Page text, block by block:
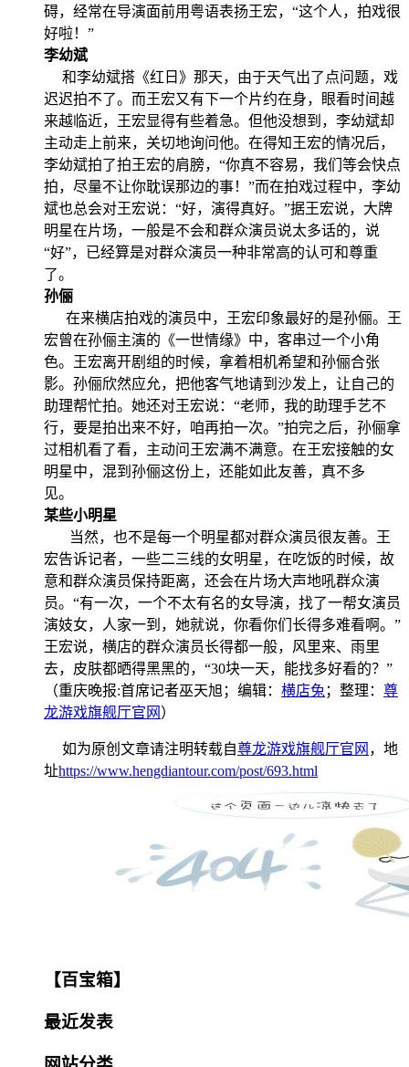
碍，经常在导演面前用粤语表扬王宏，“这个人，拍戏很
好啦！”
李幼斌
和李幼斌搭《红日》那天，由于天气出了点问题，戏
迟迟拍不了。而王宏又有下一个片约在身，眼看时间越
来越临近，王宏显得有些着急。但他没想到，李幼斌却
主动走上前来，关切地询问他。在得知王宏的情况后，
李幼斌拍了拍王宏的肩膀，“你真不容易，我们等会快点
拍，尽量不让你耽误那边的事！”而在拍戏过程中，李幼
斌也总会对王宏说：“好，演得真好。”据王宏说，大牌
明星在片场，一般是不会和群众演员说太多话的，说
“好”，已经算是对群众演员一种非常高的认可和尊重
了。
孙俪
在来横店拍戏的演员中，王宏印象最好的是孙俪。王
宏曾在孙俪主演的《一世情缘》中，客串过一个小角
色。王宏离开剧组的时候，拿着相机希望和孙俪合张
影。孙俪欣然应允，把他客气地请到沙发上，让自己的
助理帮忙拍。她还对王宏说：“老师，我的助理手艺不
行，要是拍出来不好，咱再拍一次。”拍完之后，孙俪拿
过相机看了看，主动问王宏满不满意。在王宏接触的女
明星中，混到孙俪这份上，还能如此友善，真不多
见。
某些小明星
当然，也不是每一个明星都对群众演员很友善。王
宏告诉记者，一些二三线的女明星，在吃饭的时候，故
意和群众演员保持距离，还会在片场大声地吼群众演
员。“有一次，一个不太有名的女导演，找了一帮女演员
演妓女，人家一到，她就说，你看你们长得多难看啊。”
王宏说，横店的群众演员长得都一般，风里来、雨里
去，皮肤都晒得黑黑的，“30块一天，能找多好看的？”
（重庆晚报:首席记者巫天旭；编辑： 横店兔 ；整理： 尊
龙游戏旗舰厅官网 ）
如为原创文章请注明转载自尊龙游戏旗舰厅官网 ，地
址https://www.hengdiantour.com/post/693.html
【百宝箱】
最近发表